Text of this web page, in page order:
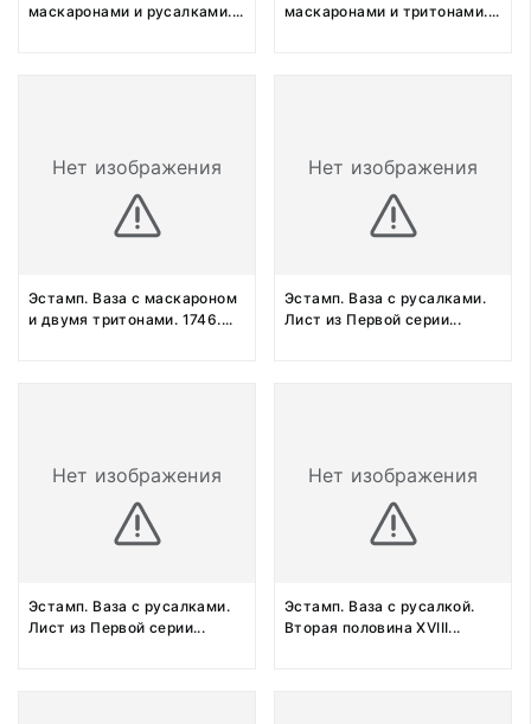
маскаронами и русалками....
маскаронами и тритонами....
Нет изображения
Эстамп. Ваза с маскароном
и двумя тритонами. 1746....
Нет изображения
Эстамп. Ваза с русалками.
Лист из Первой серии...
Нет изображения
Эстамп. Ваза с русалками.
Лист из Первой серии...
Нет изображения
Эстамп. Ваза с русалкой.
Вторая половина XVIII...